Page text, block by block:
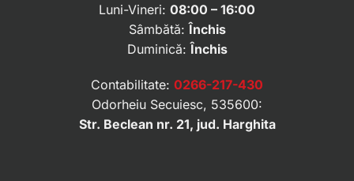
Luni-Vineri: 08:00 – 16:00
Sâmbătă:Închis
Duminică:Închis
Contabilitate: 0266-217-430
Odorheiu Secuiesc, 535600:
Str. Beclean nr. 21, jud. Harghita